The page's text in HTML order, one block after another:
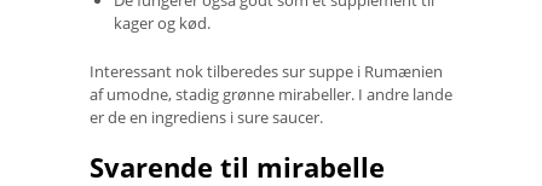
kager og kød.
Interessant nok tilberedes sur suppe i Rumænien
af ​​umodne, stadig grønne mirabeller. I andre lande
er de en ingrediens i sure saucer.
Svarende til mirabelle